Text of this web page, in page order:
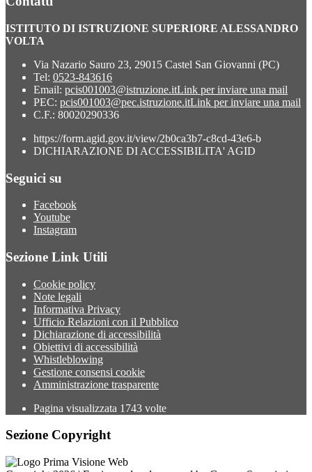
ISTITUTO DI ISTRUZIONE SUPERIORE ALESSANDRO
VOLTA
Via Nazario Sauro 23, 29015 Castel San Giovanni (PC)
Tel: 0523-843616
Email: pcis001003@istruzione.itLink per inviare una mail
PEC: pcis001003@pec.istruzione.itLink per inviare una mail
C.F.: 80020290336
https://form.agid.gov.it/view/2b0ca3b7-c8cd-43e6-b
DICHIARAZIONE DI ACCESSIBILITA' AGID
Seguici su
Facebook
Youtube
Instagram
Sezione Link Utili
Cookie policy
Note legali
Informativa Privacy
Ufficio Relazioni con il Pubblico
Dichiarazione di accessibilità
Obiettivi di accessibilità
Whistleblowing
Gestione consensi cookie
Amministrazione trasparente
Pagina visualizzata 1743 volte
Sezione Copyright